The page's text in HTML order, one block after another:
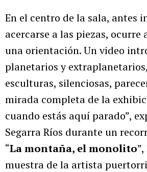
En el centro de la sala, antes
acercarse a las piezas, ocurre
una orientación. Un video
planetarios y
esculturas, silenciosas,
mirada completa de la
cuando estás aquí parado”,
Segarra Ríos durante un
“La montaña, el monolito
muestra de la artista